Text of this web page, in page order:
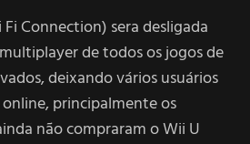
Connection) sera desligada
de todos os jogos de
deixando vários usuários
principalmente os
não compraram o Wii U